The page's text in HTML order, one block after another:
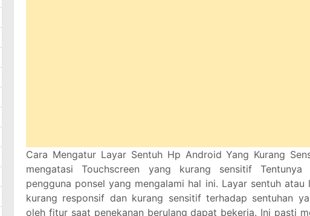
Cara Mengatur Layar Sentuh Hp Android Yang Kurang
mengatasi Touchscreen yang kurang sensitif
pengguna ponsel yang mengalami hal ini. Layar sentuh atau
kurang responsif dan kurang sensitif terhadap sentuhan
oleh fitur saat penekanan berulang dapat bekerja. Ini pasti